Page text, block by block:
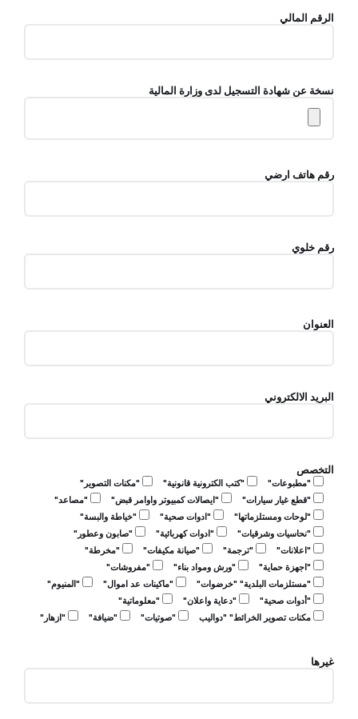
الرقم المالي
نسخة عن شهادة التسجيل لدى وزارة المالية
رقم هاتف ارضي
رقم خلوي
العنوان
البريد الالكتروني
التخصص
"مطبوعات" "كتب الكترونية قانونية"
"مكنات التصوير"
"قطع غيار سيارات"
"ايصالات كمبيوتر واوامر قبض"
"مصاعد"
"لوحات ومستلزماتها"
"ادوات صحية"
"خياطة والبسة"
"نحاسيات وشرقيات"
"ادوات كهربائية"
"صابون وعطور"
"اعلانات"
"ترجمة" "صيانة مكيفات"
"مخرطة"
"اجهزة حماية"
"ورش ومواد بناء"
"مفروشات"
"مستلزمات البلدية" "خرضوات"
"ماكينات عد اموال"
"المنيوم"
"أدوات صحية"
"دعاية واعلان"
"معلوماتية"
مكنات تصوير الخرائط" "دواليب
"صوتيات" "ضيافة" "ازهار"
غيرها